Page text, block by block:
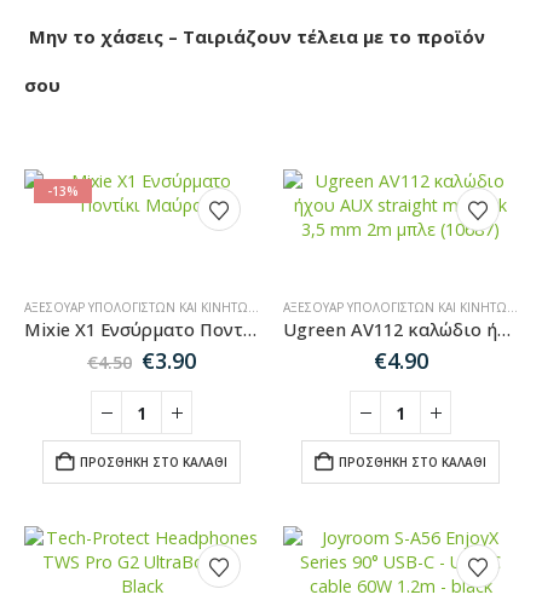
Μην το χάσεις – Ταιριάζουν τέλεια με το προϊόν
σου
-13%
ΑΞΕΣΟΥΆΡ ΥΠΟΛΟΓΙΣΤΏΝ ΚΑΙ ΚΙΝΗΤΏΝ SALES
Mixie X1 Ενσύρματο Ποντίκι Μαύρο
€4.50 Original
was:
€4.50.
€3.90Η
€3.90.
ΠΡΟΣΘΉΚΗ ΣΤΟ ΚΑΛΆΘΙ
ΑΞΕΣΟΥΆΡ ΥΠΟΛΟΓΙΣΤΏΝ ΚΑΙ ΚΙΝΗΤΏΝ
Ugreen AV112 καλώδιο ήχου AUX straight minijack 3,5 mm 2m μπλε (10687)
€4.90
ΠΡΟΣΘΉΚΗ ΣΤΟ ΚΑΛΆΘΙ